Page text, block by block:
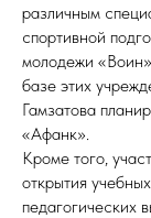
различным
спортивной
молодежи
базе этих
Гамзатова
«Афанк».
Кроме того,
открытия
педагогических